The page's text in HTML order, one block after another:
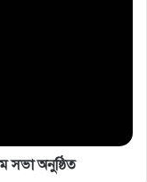
সভা অনুষ্ঠিত